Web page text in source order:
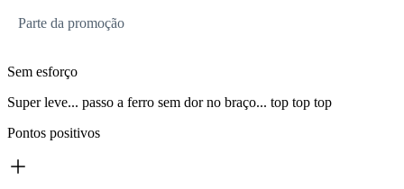
Parte da promoção
Sem esforço
Super leve... passo a ferro sem dor no braço... top top top
Pontos positivos